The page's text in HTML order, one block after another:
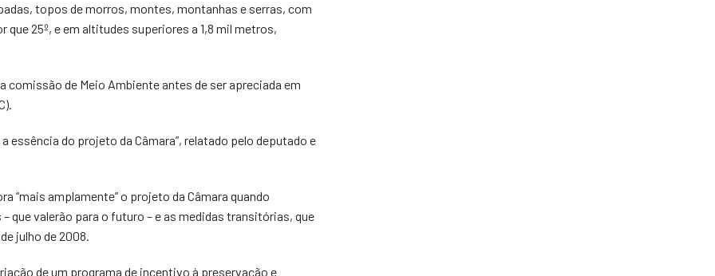
topos de morros, montes, montanhas e serras, com
25º, e em altitudes superiores a 1,8 mil metros,
comissão de Meio Ambiente antes de ser apreciada em
essência do projeto da Câmara”, relatado pelo deputado e
“mais amplamente” o projeto da Câmara quando
que valerão para o futuro – e as medidas transitórias, que
julho de 2008.
de um programa de incentivo à preservação e